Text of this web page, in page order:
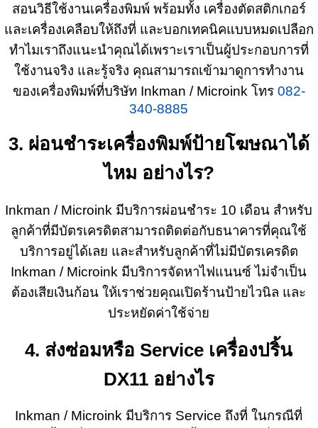
สอนวิธีใช้งานเครื่องพิมพ์ พร้อมทั้ง เครื่องตัดสติกเกอร์
และเครื่องเคลือบให้ถึงที่ และบอกเทคนิคแบบหมดเปลือก
ทำไมเราถึงแนะนำคุณได้เพราะเราเป็นผู้ประกอบการที่
ใช้งานจริง และรู้จริง คุณสามารถเข้ามาดูการทำงาน
ของเครื่องพิมพ์ที่บริษัท Inkman / Microink โทร 082-
340-8885
3. ผ่อนชำระเครื่องพิมพ์ป้ายโฆษณาได้
ไหม อย่างไร?
Inkman / Microink มีบริการผ่อนชำระ 10 เดือน สำหรับ
ลูกค้าที่มีบัตรเครดิตสามารถติดต่อกับธนาคารที่คุณใช้
บริการอยู่ได้เลย และสำหรับลูกค้าที่ไม่มีบัตรเครดิต
Inkman / Microink มีบริการจัดหาไฟแนนซ์ ไม่จำเป็น
ต้องเสียเงินก้อน ให้เราช่วยคุณเปิดร้านป้ายไวนิล และ
ประหยัดค่าใช้จ่าย
4. ส่งซ่อมหรือ Service เครื่องปริ้น
DX11 อย่างไร
Inkman / Microink มีบริการ Service ถึงที่ ในกรณีที่